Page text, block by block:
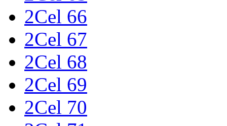
2Cel 66
2Cel 67
2Cel 68
2Cel 69
2Cel 70